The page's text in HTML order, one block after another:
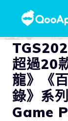
超過20
龍》《
錄》系
Game